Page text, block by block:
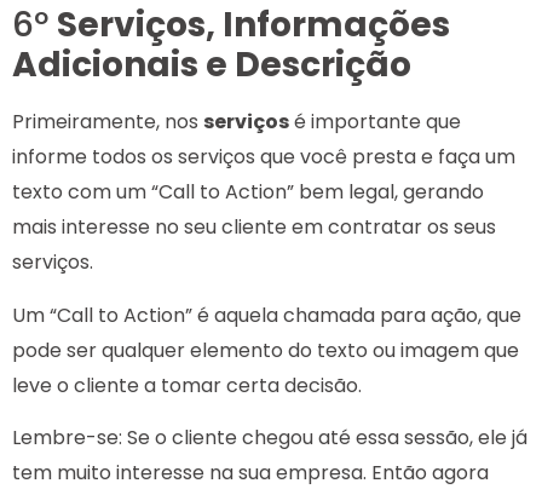
6º Serviços, Informações
Adicionais e Descrição
Primeiramente, nos serviçosé importante que
informe todos os serviços que você presta e faça um
texto com um “Call to Action” bem legal, gerando
mais interesse no seu cliente em contratar os seus
serviços.
Um “Call to Action” é aquela chamada para ação, que
pode ser qualquer elemento do texto ou imagem que
leve o cliente a tomar certa decisão.
Lembre-se: Se o cliente chegou até essa sessão, ele já
tem muito interesse na sua empresa. Então agora